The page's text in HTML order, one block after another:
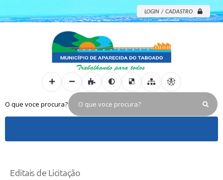
LOGIN / CADASTRO
O que voce procura?
Editais de Licitação